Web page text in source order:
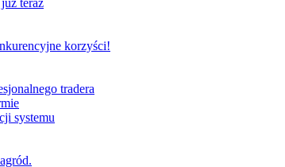
teraz
korzyści!
tradera
systemu